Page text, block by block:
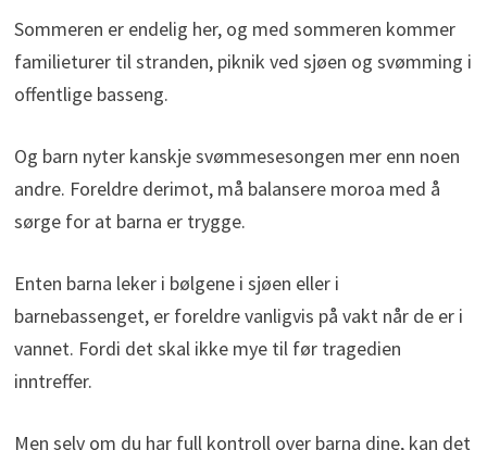
Sommeren er endelig her, og med sommeren kommer
familieturer til stranden, piknik ved sjøen og svømming i
offentlige basseng.
Og barn nyter kanskje svømmesesongen mer enn noen
andre. Foreldre derimot, må balansere moroa med å
sørge for at barna er trygge.
Enten barna leker i bølgene i sjøen eller i
barnebassenget, er foreldre vanligvis på vakt når de er i
vannet. Fordi det skal ikke mye til før tragedien
inntreffer.
Men selv om du har full kontroll over barna dine, kan det